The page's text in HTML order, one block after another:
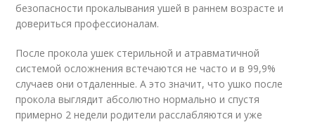
безопасности прокалывания ушей в раннем возрасте и
довериться профессионалам.
После прокола ушек стерильной и атравматичной
системой осложнения встечаются не часто и в 99,9%
случаев они отдаленные. А это значит, что ушко после
прокола выглядит абсолютно нормально и спустя
примерно 2 недели родители расслабляются и уже